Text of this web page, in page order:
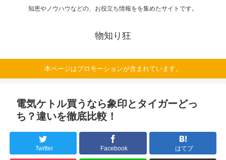
知恵やノウハウなどの、お役立ち情報をを集めたサイトです。
物知り狂
本ページはプロモーションが含まれています。
電気ケトル買うなら象印とタイガーどっ
ち？違いを徹底比較！
Twitter Facebook はてブ